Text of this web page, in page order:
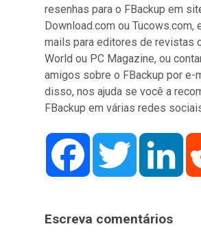
resenhas para o FBackup em
Download.com ou Tucows.com,
mails para editores de revistas
World ou PC Magazine, ou
amigos sobre o FBackup por e-
disso, nos ajuda se você a
FBackup em várias redes
Facebook Twitter
Escreva comentários